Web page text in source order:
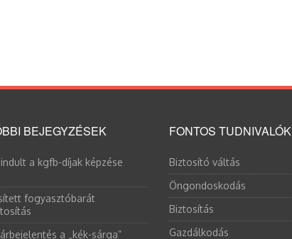
BEJEGYZÉSEK
a kgfb-díjak képzése
fogyasztóbarát
a „kék-sárga”
FONTOS TUDNIVALÓK
Biztosító váltás
Öngondoskodás
Biztosítás
Gazdálkodás